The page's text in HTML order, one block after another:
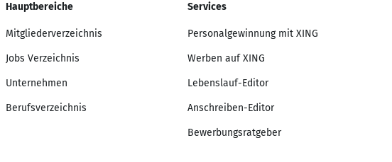
Hauptbereiche
Mitgliederverzeichnis
Jobs Verzeichnis
Unternehmen
Berufsverzeichnis
Services
Personalgewinnung mit XING
Werben auf XING
Lebenslauf-Editor
Anschreiben-Editor
Bewerbungsratgeber